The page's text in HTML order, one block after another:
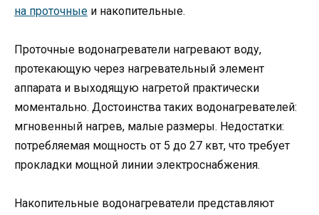
на проточные и накопительные.
Проточные водонагреватели нагревают воду,
протекающую через нагревательный элемент
аппарата и выходящую нагретой практически
моментально. Достоинства таких водонагревателей:
мгновенный нагрев, малые размеры. Недостатки:
потребляемая мощность от 5 до 27 квт, что требует
прокладки мощной линии электроснабжения.
Накопительные водонагреватели представляют